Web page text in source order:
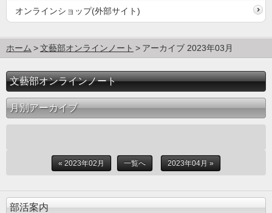
オンラインショップ(外部サイト)
ホーム 文藝部オンラインノート アーカイブ 2023年03月
文藝部オンラインノート
月別アーカイブ
« 2023年02月 一覧へ 2023年04月 »
部活案内